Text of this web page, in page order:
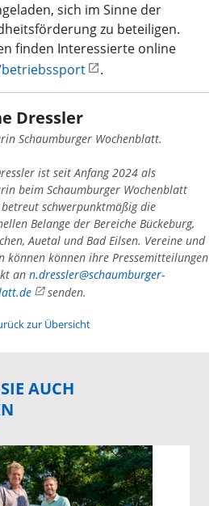
sich im Sinne der
zu beteiligen.
finden Interessierte online
betriebssport .
Dressler
Schaumburger Wochenblatt.
ist seit Anfang 2024 als
beim Schaumburger Wochenblatt
schwerpunktmäßig die
Belange der Bereiche Bückeburg,
Auetal und Bad Eilsen. Vereine und
können können ihre Pressemitteilungen
an n.dressler@schaumburger-
senden.
zur Übersicht
AUCH